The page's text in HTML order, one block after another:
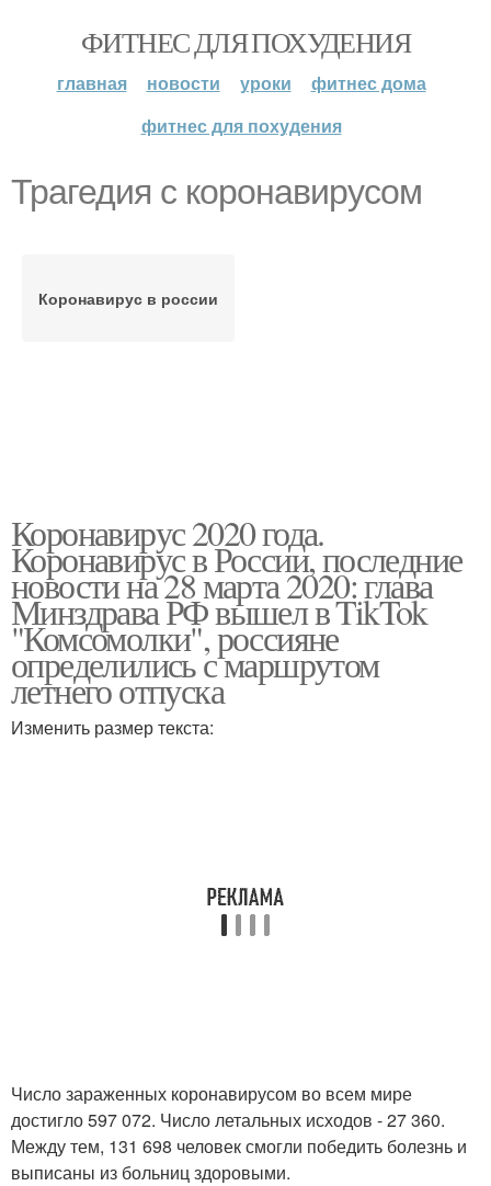
ФИТНЕС ДЛЯ ПОХУДЕНИЯ
главная новости уроки
фитнес дома
фитнес для похудения
Трагедия с коронавирусом
Коронавирус в россии
Коронавирус 2020 года.
Коронавирус в России, последние
новости на 28 марта 2020: глава
Минздрава РФ вышел в TikTok
"Комсомолки", россияне
определились с маршрутом
летнего отпуска
Изменить размер текста:
Число зараженных коронавирусом во всем мире
достигло 597 072. Число летальных исходов - 27 360.
Между тем, 131 698 человек смогли победить болезнь и
выписаны из больниц здоровыми.